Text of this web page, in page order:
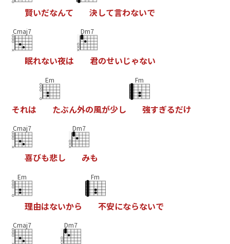
賢いだなんて 決して言わないで
Cmaj7
眠れない夜は
Dm7
君のせいじゃない
それは
Em
たぶん外の風が少し
Fm
強すぎるだけ
Cmaj7
喜びも悲し
Dm7
みも
Em
理由はないから
Fm
不安にならないで
Cmaj7 Dm7